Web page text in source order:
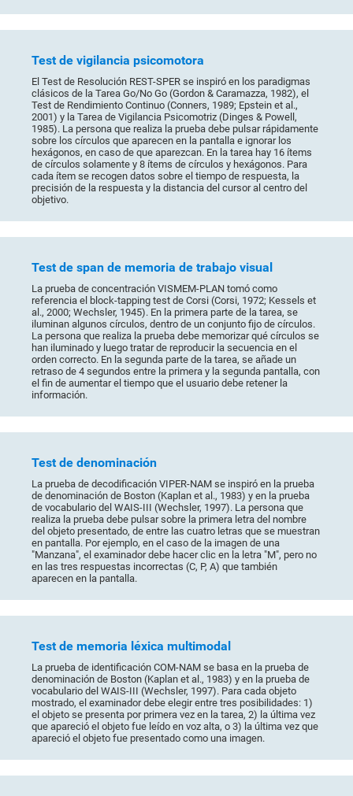
Test de vigilancia psicomotora
El Test de Resolución REST-SPER se inspiró en los paradigmas
clásicos de la Tarea Go/No Go (Gordon & Caramazza, 1982), el
Test de Rendimiento Continuo (Conners, 1989; Epstein et al.,
2001) y la Tarea de Vigilancia Psicomotriz (Dinges & Powell,
1985). La persona que realiza la prueba debe pulsar rápidamente
sobre los círculos que aparecen en la pantalla e ignorar los
hexágonos, en caso de que aparezcan. En la tarea hay 16 ítems
de círculos solamente y 8 ítems de círculos y hexágonos. Para
cada ítem se recogen datos sobre el tiempo de respuesta, la
precisión de la respuesta y la distancia del cursor al centro del
objetivo.
Test de span de memoria de trabajo visual
La prueba de concentración VISMEM-PLAN tomó como
referencia el block-tapping test de Corsi (Corsi, 1972; Kessels et
al., 2000; Wechsler, 1945). En la primera parte de la tarea, se
iluminan algunos círculos, dentro de un conjunto fijo de círculos.
La persona que realiza la prueba debe memorizar qué círculos se
han iluminado y luego tratar de reproducir la secuencia en el
orden correcto. En la segunda parte de la tarea, se añade un
retraso de 4 segundos entre la primera y la segunda pantalla, con
el fin de aumentar el tiempo que el usuario debe retener la
información.
Test de denominación
La prueba de decodificación VIPER-NAM se inspiró en la prueba
de denominación de Boston (Kaplan et al., 1983) y en la prueba
de vocabulario del WAIS-III (Wechsler, 1997). La persona que
realiza la prueba debe pulsar sobre la primera letra del nombre
del objeto presentado, de entre las cuatro letras que se muestran
en pantalla. Por ejemplo, en el caso de la imagen de una
"Manzana", el examinador debe hacer clic en la letra "M", pero no
en las tres respuestas incorrectas (C, P, A) que también
aparecen en la pantalla.
Test de memoria léxica multimodal
La prueba de identificación COM-NAM se basa en la prueba de
denominación de Boston (Kaplan et al., 1983) y en la prueba de
vocabulario del WAIS-III (Wechsler, 1997). Para cada objeto
mostrado, el examinador debe elegir entre tres posibilidades: 1)
el objeto se presenta por primera vez en la tarea, 2) la última vez
que apareció el objeto fue leído en voz alta, o 3) la última vez que
apareció el objeto fue presentado como una imagen.